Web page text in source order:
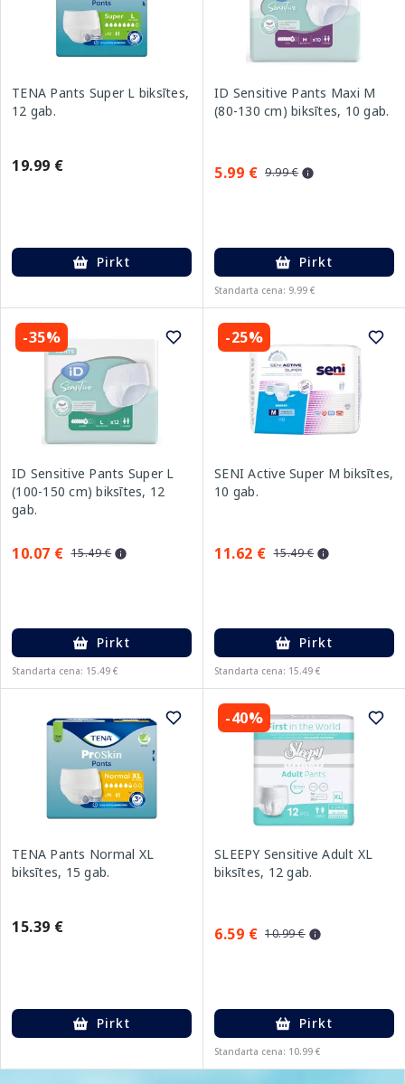
TENA Pants Super L biksītes,
12 gab.
19.99 €
Pirkt
ID Sensitive Pants Maxi M
(80-130 cm) biksītes, 10 gab.
5.99 € 9.99 €
Pirkt
Standarta cena: 9.99 €
-35%
ID Sensitive Pants Super L
(100-150 cm) biksītes, 12
gab.
10.07 € 15.49 €
Pirkt
Standarta cena: 15.49 €
-25%
SENI Active Super M biksītes,
10 gab.
11.62 € 15.49 €
Pirkt
Standarta cena: 15.49 €
TENA Pants Normal XL
biksītes, 15 gab.
15.39 €
Pirkt
-40%
SLEEPY Sensitive Adult XL
biksītes, 12 gab.
6.59 € 10.99 €
Pirkt
Standarta cena: 10.99 €